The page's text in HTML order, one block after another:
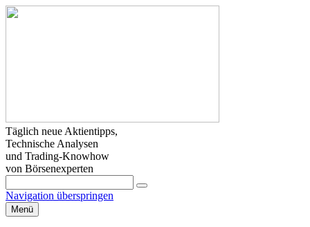
Täglich neue Aktientipps,
Technische Analysen
und Trading-Knowhow
von Börsenexperten
Navigation überspringen
Menü